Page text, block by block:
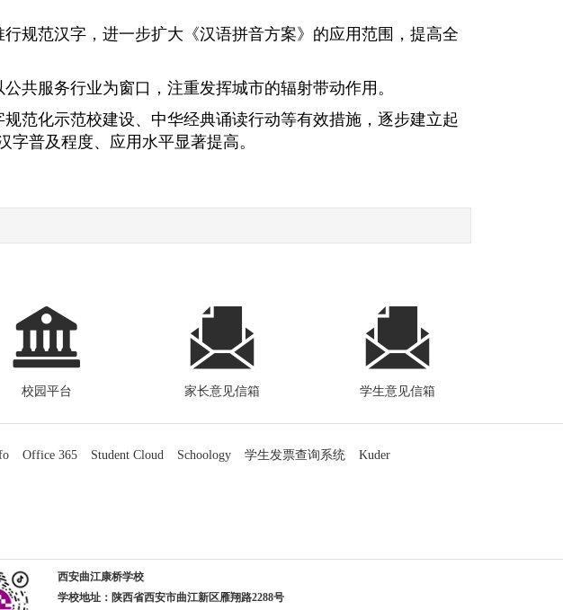
规范汉字，进一步扩大《汉语拼音方案》的应用范围，提高全
共服务行业为窗口，注重发挥城市的辐射带动作用。
范化示范校建设、中华经典诵读行动等有效措施，逐步建立起
普及程度、应用水平显著提高。
校园平台 家长意见信箱 学生意见信箱
Office 365 Student Cloud Schoology 学生发票查询系统
Kuder
西安曲江康桥学校
学校地址：陕西省西安市曲江新区雁翔路2288号